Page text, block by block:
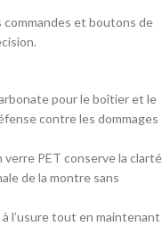
commandes et boutons de
pour le boîtier et le
contre les dommages
verre PET conserve la clarté
de la montre sans
l’usure tout en maintenant